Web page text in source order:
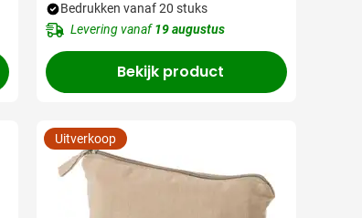
Bedrukken vanaf 20 stuks
Levering vanaf19 augustus
Bekijk product
Uitverkoop